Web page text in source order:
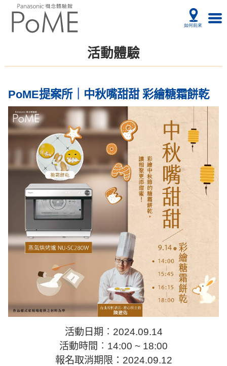
活動體驗
PoME提案所｜中秋嘴甜甜 彩繪糖霜餅乾
活動日期︰2024.09.14
活動時間︰14:00 ~ 18:00
報名取消期限：2024.09.12